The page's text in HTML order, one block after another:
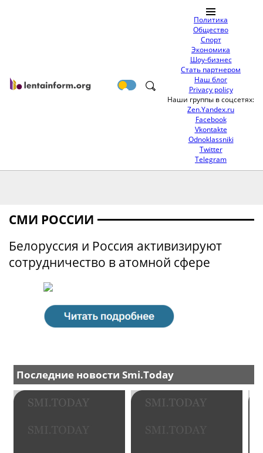
Политика
Общество
Спорт
Экономика
Шоу-бизнес
Стать партнером
Наш блог
Privacy policy
Наши группы в соцсетях:
Zen.Yandex.ru
Facebook
Vkontakte
Odnoklassniki
Twitter
Telegram
СМИ РОССИИ
Белоруссия и Россия активизируют
сотрудничество в атомной сфере